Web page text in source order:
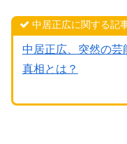
中居正広に関する記
中居正広、突然の芸
真相とは？